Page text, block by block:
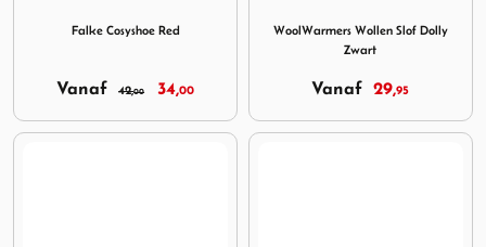
Falke Cosyshoe Red
Vanaf42,00 34,00
WoolWarmers Wollen Slof Dolly
Zwart
Vanaf29,95